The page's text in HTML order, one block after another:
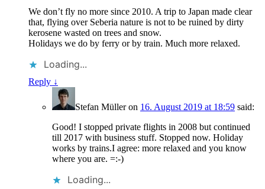
We don’t fly no more since 2010. A trip to Japan made clear
that, flying over Seberia nature is not to be ruined by dirty
kerosene wasted on trees and snow.
Holidays we do by ferry or by train. Much more relaxed.
Loading...
Reply ↓
Stefan Mülleron 16. August 2019 at 18:59 said:
Good! I stopped private flights in 2008 but continued
till 2017 with business stuff. Stopped now. Holiday
works by trains.I agree: more relaxed and you know
where you are. =:-)
Loading...